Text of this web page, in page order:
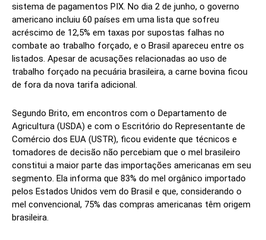
sistema de pagamentos PIX. No dia 2 de junho, o governo
americano incluiu 60 países em uma lista que sofreu
acréscimo de 12,5% em taxas por supostas falhas no
combate ao trabalho forçado, e o Brasil apareceu entre os
listados. Apesar de acusações relacionadas ao uso de
trabalho forçado na pecuária brasileira, a carne bovina ficou
de fora da nova tarifa adicional.
Segundo Brito, em encontros com o Departamento de
Agricultura (USDA) e com o Escritório do Representante de
Comércio dos EUA (USTR), ficou evidente que técnicos e
tomadores de decisão não percebiam que o mel brasileiro
constitui a maior parte das importações americanas em seu
segmento. Ela informa que 83% do mel orgânico importado
pelos Estados Unidos vem do Brasil e que, considerando o
mel convencional, 75% das compras americanas têm origem
brasileira.